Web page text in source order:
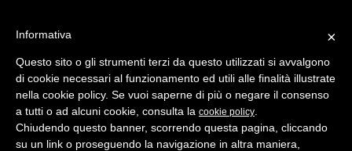
Indietro
chiave profilo ca16 ottone lucido
×
Informativa
Questo sito o gli strumenti terzi da questo utilizzati si avvalgono
di cookie necessari al funzionamento ed utili alle finalità illustrate
nella cookie policy. Se vuoi saperne di più o negare il consenso
a tutti o ad alcuni cookie, consulta la cookie policy
Chiudendo questo banner, scorrendo questa pagina, cliccando
su un link o proseguendo la navigazione in altra maniera,